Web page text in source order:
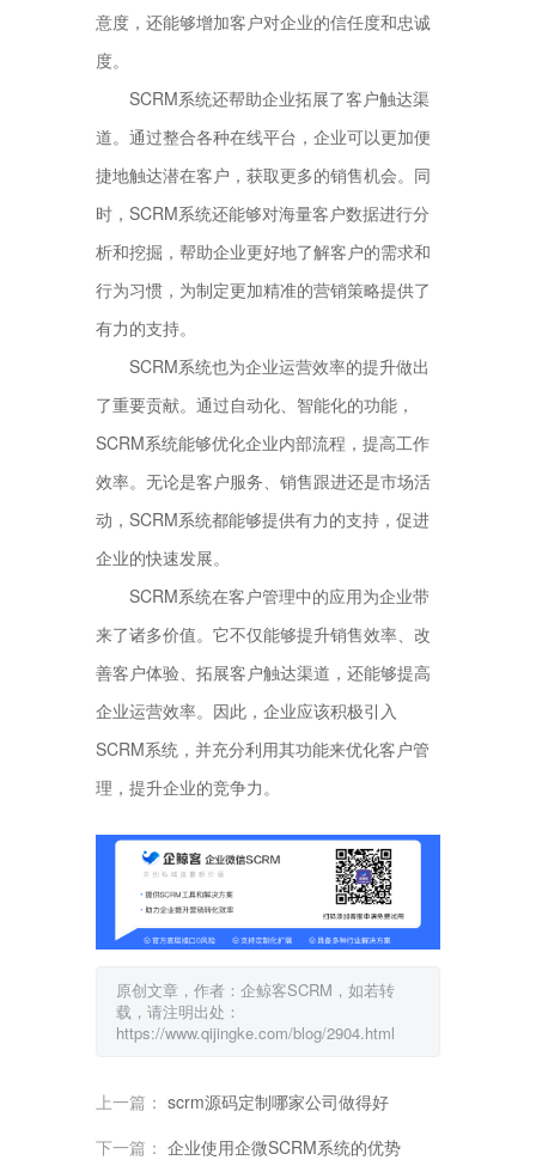
意度，还能够增加客户对企业的信任度和忠诚
度。
SCRM系统还帮助企业拓展了客户触达渠
道。通过整合各种在线平台，企业可以更加便
捷地触达潜在客户，获取更多的销售机会。同
时，SCRM系统还能够对海量客户数据进行分
析和挖掘，帮助企业更好地了解客户的需求和
行为习惯，为制定更加精准的营销策略提供了
有力的支持。
SCRM系统也为企业运营效率的提升做出
了重要贡献。通过自动化、智能化的功能，
SCRM系统能够优化企业内部流程，提高工作
效率。无论是客户服务、销售跟进还是市场活
动，SCRM系统都能够提供有力的支持，促进
企业的快速发展。
SCRM系统在客户管理中的应用为企业带
来了诸多价值。它不仅能够提升销售效率、改
善客户体验、拓展客户触达渠道，还能够提高
企业运营效率。因此，企业应该积极引入
SCRM系统，并充分利用其功能来优化客户管
理，提升企业的竞争力。
原创文章，作者：企鲸客SCRM，如若转
载，请注明出处：
https://www.qijingke.com/blog/2904.html
上一篇： scrm源码定制哪家公司做得好
下一篇： 企业使用企微SCRM系统的优势